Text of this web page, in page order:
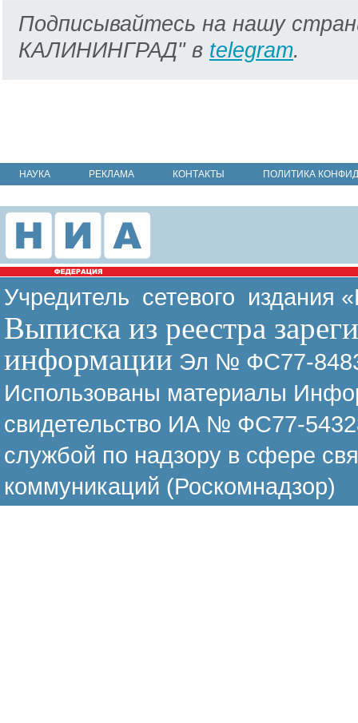
Подписывайтесь на нашу
КАЛИНИНГРАД" в telegram.
НАУКА РЕКЛАМА КОНТАКТЫ ПОЛИТИКА
Учредитель сетевого издания
Выписка из реестра
информации Эл № ФС77-
Использованы материалы
свидетельство ИА № ФС77-
службой по надзору в сфере
коммуникаций (Роскомнадзор)